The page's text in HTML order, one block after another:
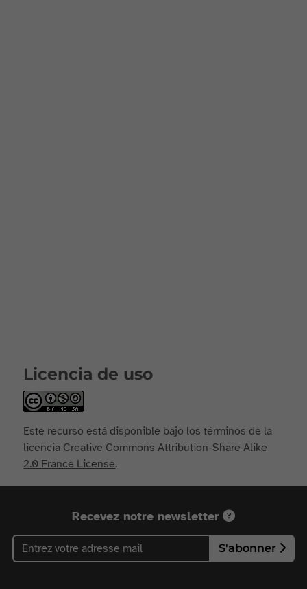
Licencia de uso
Este recurso está disponible bajo los términos de la
licencia Creative Commons Attribution-Share Alike
2.0 France License.
Recevez notre newsletter
S'abonner